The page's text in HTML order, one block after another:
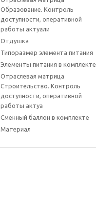
Образование. Контроль
доступности, оперативной
работы актуали
Отдушка
Типоразмер элемента питания
Элементы питания в комплекте
Отраслевая матрица
Строительство. Контроль
доступности, оперативной
работы актуа
Сменный баллон в комплекте
Материал